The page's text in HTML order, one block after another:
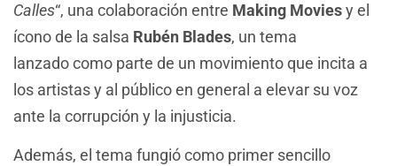
Calles“, una colaboración entre Making Moviesy el
ícono de la salsa Rubén Blades, un tema
lanzado como parte de un movimiento que incita a
los artistas y al público en general a elevar su voz
ante la corrupción y la injusticia.
Además, el tema fungió como primer sencillo